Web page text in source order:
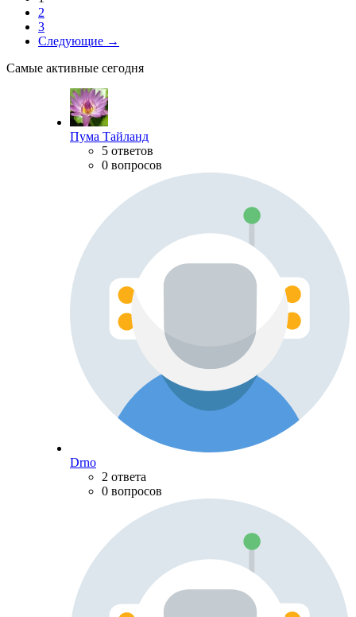
2
3
Следующие →
Самые активные сегодня
Пума Тайланд
5 ответов
0 вопросов
Drno
2 ответа
0 вопросов